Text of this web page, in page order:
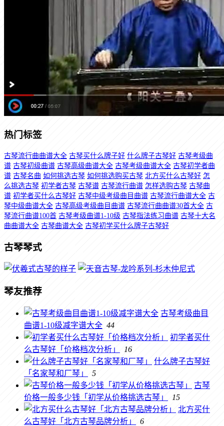
热门标签
古琴流行曲曲谱大全 古琴买什么牌子好 什么牌子古琴好 古琴考级曲
谱 古琴初级曲谱 古琴高级曲谱大全 古琴考级曲谱大全 古琴初学者曲
谱 古琴名曲 如何挑选古琴 如何挑选购买古琴 北方买什么古琴好 怎
么挑选古琴 初学者古琴 古琴谱 古琴流行曲谱 怎样选购古琴 古琴曲
谱 初学者买什么古琴好 古琴中级考级曲目曲谱 古琴流行曲谱大全 古
琴中级曲谱大全 古琴高级考级曲目曲谱 古琴流行曲曲谱30首大全 古
琴流行曲谱100首 古琴考级曲谱1-10级 古琴指法练习曲谱 古琴十大名
曲曲谱大全 古琴曲谱大全 古琴初学买什么牌子古琴好
古琴琴式
琴友推荐
古琴考级曲目
曲谱1-10级减字谱大全 44
初学者买什
么古琴好「价格档次分析」
16
什么牌子古琴好
「名家琴和厂琴」
5
古琴
价格一般多少钱「初学从价格挑选古琴」
15
北方买什
么古琴好「北方古琴品牌分析」
6